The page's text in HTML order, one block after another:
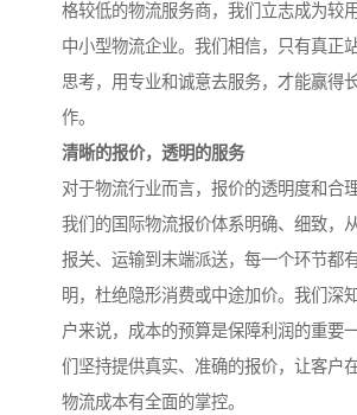
格较低的物流服务商，我们立志成为较
中小型物流企业。我们相信，只有真正
思考，用专业和诚意去服务，才能赢得
作。
清晰的报价，透明的服务
对于物流行业而言，报价的透明度和合
我们的国际物流报价体系明确、细致，
报关、运输到末端派送，每一个环节都
明，杜绝隐形消费或中途加价。我们深
户来说，成本的预算是保障利润的重要
们坚持提供真实、准确的报价，让客户
物流成本有全面的掌控。